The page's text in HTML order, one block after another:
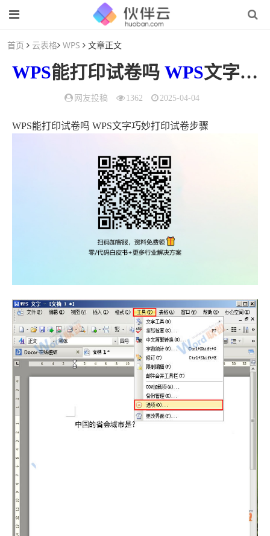
首页 云表格 WPS 文章正文
WPS能打印试卷吗 WPS文字巧妙打印试卷步骤
网友投稿 1362 2025-04-04
WPS能打印试卷吗 WPS文字巧妙打印试卷步骤